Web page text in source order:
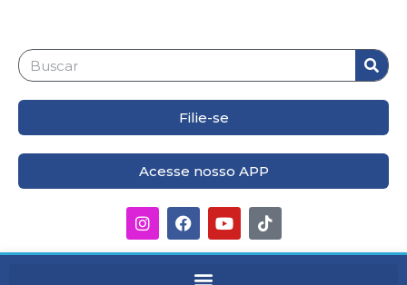
Filie-se
Acesse nosso APP